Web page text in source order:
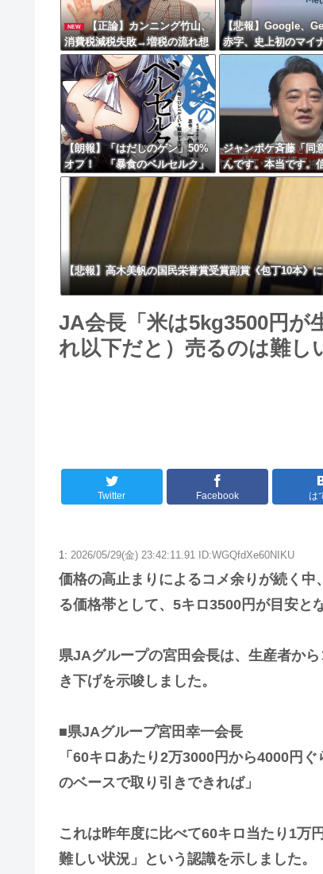
日本旅行キャンセルすべきか…1万年ぶ
更新中止のお知らせ
海外「おめでとうタキ！」リヴァプール
NEW
【正論】カンニング竹山、
消費税減税失敗→増税の流れ想
像「次誰が総理やりたいと思い
ます？」
【悲報】Google、
赤字、史上初のマイ
シュフローに陥る・
【朗報】「はだしのゲン」50%
オフ！ 「暴食のベルセルク」
14巻無料ｗｗｗｗｗｗ
ジャンポケ斉藤「同
んです。本当です。
い」 ←何でこの主
いの？
【悲報】高木美帆の国民栄誉賞受賞副賞《包丁10本》
JA会長「米は5kg3500円が
れ以下だと）売るのは難し
Twitter Facebook は
1: 2026/05/29(金) 23:42:11.91 ID:WGQfdXe60NIKU
価格の高止まりによるコメ余りが続く
る価格帯として、5キロ3500円が目安と
県JAグループの宮田会長は、生産者か
き下げを示唆しました。
■県JAグループ宮田幸一会長
「60キロあたり2万3000円から4000円
のベースで取り引きできれば」
これは昨年度に比べて60キロ当たり1万
難しい状況」という認識を示しました。